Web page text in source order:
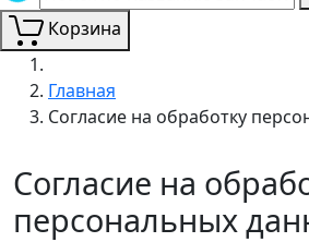
Корзина
Главная
Согласие на обработку
Согласие на
персональных